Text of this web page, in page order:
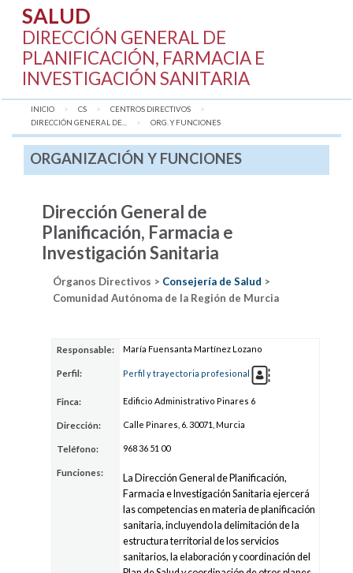
SALUD
DIRECCIÓN GENERAL DE
PLANIFICACIÓN, FARMACIA E
INVESTIGACIÓN SANITARIA
INICIO CS
CENTROS DIRECTIVOS
DIRECCIÓN GENERAL DE...
AQUÍ:
ORG. Y FUNCIONES
ORGANIZACIÓN Y FUNCIONES
Dirección General de
Planificación, Farmacia e
Investigación Sanitaria
Órganos Directivos > Consejería de Salud >
Comunidad Autónoma de la Región de Murcia
Responsable: María Fuensanta Martínez Lozano
Perfil: Perfil y trayectoria profesional
Finca: Edificio Administrativo Pinares 6
Dirección: Calle Pinares, 6. 30071, Murcia
Teléfono: 968 36 51 00
Funciones:
La Dirección General de Planificación,
Farmacia e Investigación Sanitaria ejercerá
las competencias en materia de planificación
sanitaria, incluyendo la delimitación de la
estructura territorial de los servicios
sanitarios, la elaboración y coordinación del